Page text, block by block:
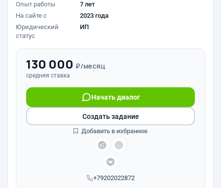
Опыт работы
7 лет
На сайте с
2023 года
Юридический
статус
ИП
130 000 ₽/месяц
средняя ставка
+79202022872
Начать диалог
Создать задание
Добавить в избранное